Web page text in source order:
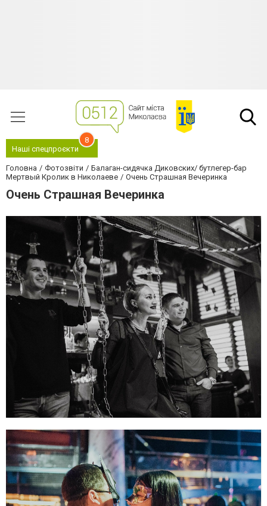
Наші спецпроєкти
8
Головна Фотозвіти
Балаган-сидячка Диковских/ бутлегер-бар
Мертвый Кролик в Николаеве
Очень Страшная Вечеринка
Очень Страшная Вечеринка